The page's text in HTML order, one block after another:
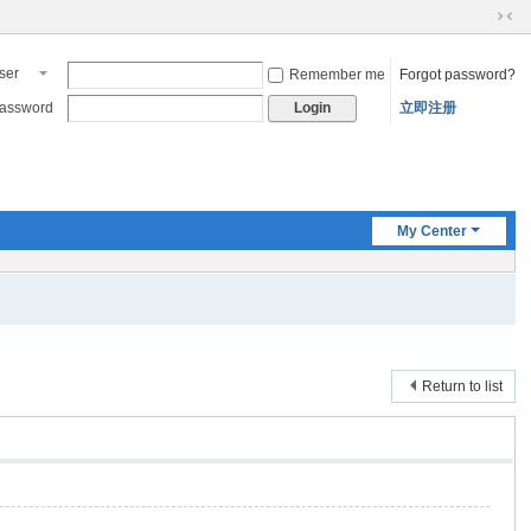
N
ro
Remember me
Forgot password?
Login 立即注册
My Center
Return to list